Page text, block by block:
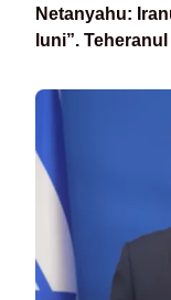
Netanyahu:
luni”.